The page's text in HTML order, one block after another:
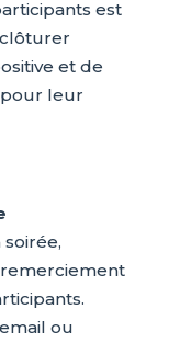
est
et de
leur
ou